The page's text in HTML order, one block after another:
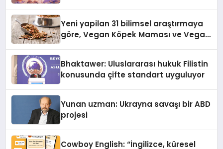
Yeni yapilan 31 bilimsel araştırmaya
göre, Vegan Köpek Maması ve Vegan
Bhaktawer: Uluslararası hukuk Filistin
konusunda çifte standart uyguluyor
Yunan uzman: Ukrayna savaşı bir ABD
projesi
Cowboy English: “İngilizce, küresel